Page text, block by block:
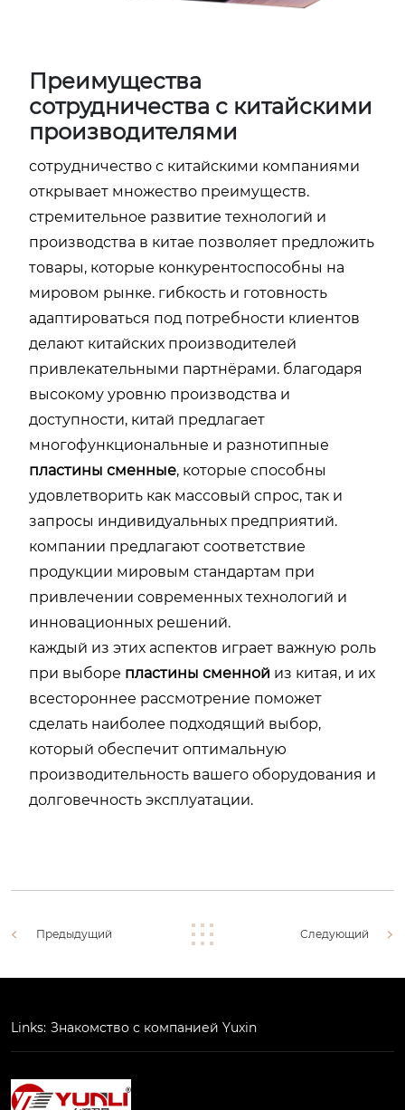
Преимущества
сотрудничества с китайскими
производителями
сотрудничество с китайскими компаниями
открывает множество преимуществ.
стремительное развитие технологий и
производства в китае позволяет предложить
товары, которые конкурентоспособны на
мировом рынке. гибкость и готовность
адаптироваться под потребности клиентов
делают китайских производителей
привлекательными партнёрами. благодаря
высокому уровню производства и
доступности, китай предлагает
многофункциональные и разнотипные
пластины сменные, которые способны
удовлетворить как массовый спрос, так и
запросы индивидуальных предприятий.
компании предлагают соответствие
продукции мировым стандартам при
привлечении современных технологий и
инновационных решений.
каждый из этих аспектов играет важную роль
при выборе пластины сменной из китая, и их
всестороннее рассмотрение поможет
сделать наиболее подходящий выбор,
который обеспечит оптимальную
производительность вашего оборудования и
долговечность эксплуатации.
Предыдущий Следующий
Links: Знакомство с компанией Yuxin